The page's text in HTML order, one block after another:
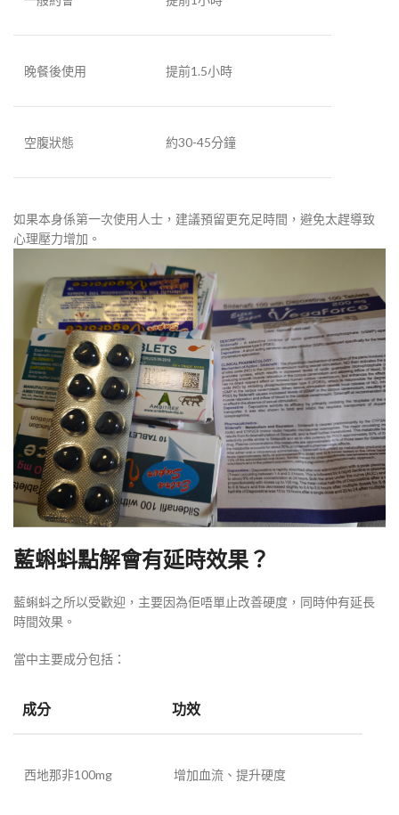
晚餐後使用 提前1.5小時
空腹狀態 約30-45分鐘
如果本身係第一次使用人士，建議預留更充足時間，避免太趕導致
心理壓力增加。
藍蝌蚪點解會有延時效果？
藍蝌蚪之所以受歡迎，主要因為佢唔單止改善硬度，同時仲有延長
時間效果。
當中主要成分包括：
成分 功效
西地那非100mg 增加血流、提升硬度